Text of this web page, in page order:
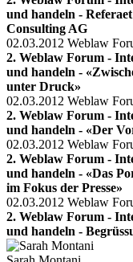
und handeln -
Consulting AG
02.03.2012 Weblaw
2. Weblaw Forum -
und handeln -
unter Druck»
02.03.2012 Weblaw
2. Weblaw Forum -
und handeln - «Der
02.03.2012 Weblaw
2. Weblaw Forum -
und handeln - «Das
im Fokus der Presse»
02.03.2012 Weblaw
2. Weblaw Forum -
und handeln -